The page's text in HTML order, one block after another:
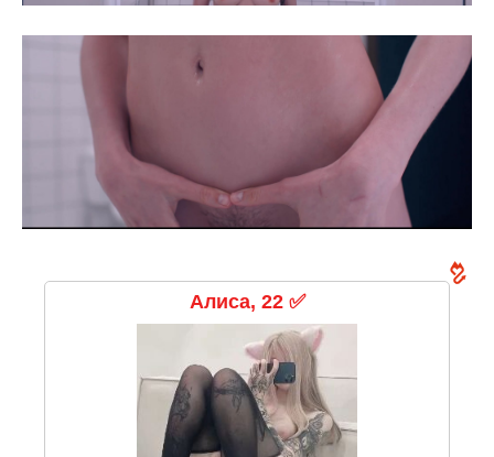
Алиса, 22 ✅